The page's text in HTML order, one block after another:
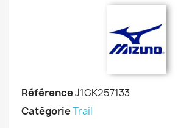
RéférenceJ1GK257133
CatégorieTrail